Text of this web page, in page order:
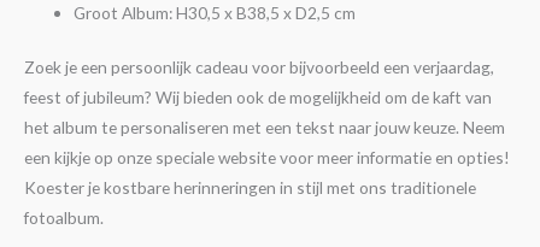
Groot Album: H30,5 x B38,5 x D2,5 cm
Zoek je een persoonlijk cadeau voor bijvoorbeeld een verjaardag,
feest of jubileum? Wij bieden ook de mogelijkheid om de kaft van
het album te personaliseren met een tekst naar jouw keuze. Neem
een kijkje op onze speciale website voor meer informatie en opties!
Koester je kostbare herinneringen in stijl met ons traditionele
fotoalbum.